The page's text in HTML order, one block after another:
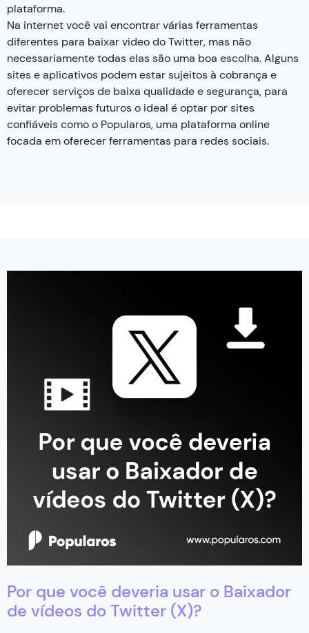
plataforma.
Na internet você vai encontrar várias ferramentas
diferentes para baixar video do Twitter, mas não
necessariamente todas elas são uma boa escolha. Alguns
sites e aplicativos podem estar sujeitos à cobrança e
oferecer serviços de baixa qualidade e segurança, para
evitar problemas futuros o ideal é optar por sites
confiáveis como o Popularos, uma plataforma online
focada em oferecer ferramentas para redes sociais.
Por que você deveria usar o Baixador
de vídeos do Twitter (X)?